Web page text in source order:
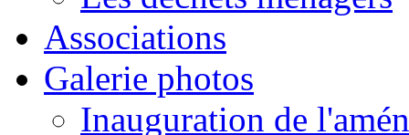
Associations
Galerie photos
Inauguration de